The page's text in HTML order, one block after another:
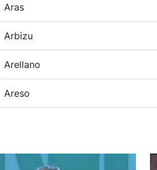
Aras
Arbizu
Arellano
Areso